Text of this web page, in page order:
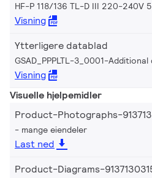
HF-P 118/136 TL-D III 220-240V
Visning
Ytterligere datablad
GSAD_PPPLTL-3_0001-
Visning
Visuelle hjelpemidler
Product-Photographs-
mange eiendeler
Last ned
Product-Diagrams-